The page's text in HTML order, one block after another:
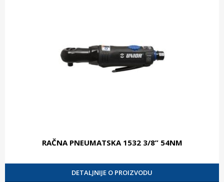
RAČNA PNEUMATSKA 1532 3/8” 54NM
DETALJNIJE O PROIZVODU